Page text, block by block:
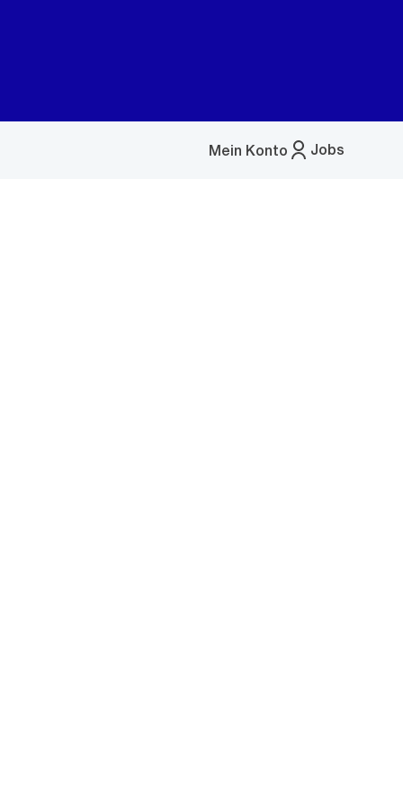
Jobs
Mein Konto
Menü